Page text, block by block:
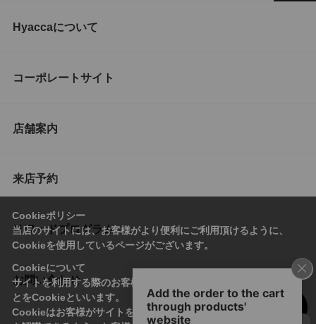
Hyaccaについて
コーポレートサイト
店舗案内
来店予約
リワードプログラム
お問い合わせ
Cookieポリシー
当店のサイトには、お客様がより便利にご利用頂けるように、
Cookieを使用しているページがございます。
Cookieについて
サイトを利用する際のお客様情報をPC上で記録管理する技術のこ
とをCookieといいます。
Cookieはお客様がサイトを再訪問された際に、お客様のデバイス